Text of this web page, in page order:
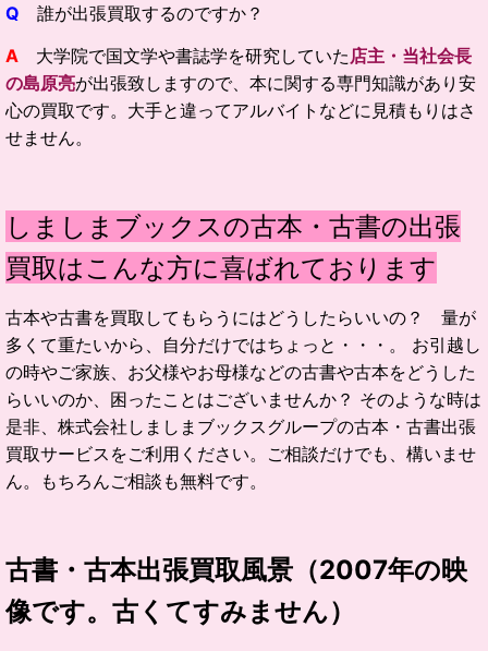
Q 誰が出張買取するのですか？
A 大学院で国文学や書誌学を研究していた 店主・当社会長
の島原亮が出張致しますので、本に関する専門知識があり安
心の買取です。大手と違ってアルバイトなどに見積もりはさ
せません。
しましまブックスの古本・古書の出張
買取はこんな方に喜ばれております
古本や古書を買取してもらうにはどうしたらいいの？ 量が
多くて重たいから、自分だけではちょっと・・・。 お引越し
の時やご家族、お父様やお母様などの古書や古本をどうした
らいいのか、困ったことはございませんか？ そのような時は
是非、株式会社しましまブックスグループの古本・古書出張
買取サービスをご利用ください。ご相談だけでも、構いませ
ん。もちろんご相談も無料です。
古書・古本出張買取風景（2007年の映
像です。古くてすみません）